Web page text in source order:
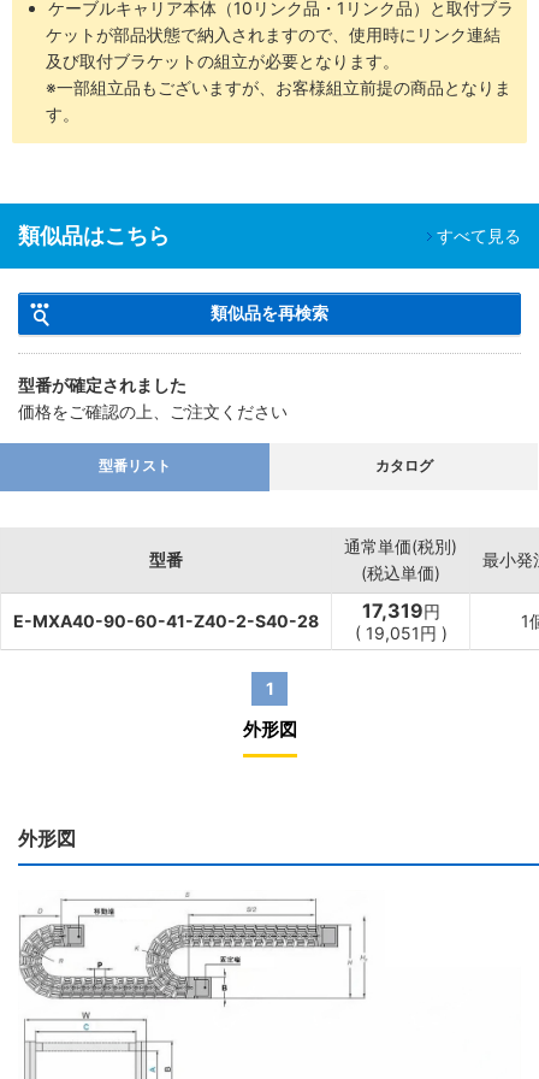
ケーブルキャリア本体（10リンク品・1リンク品）と取付ブラ
ケットが部品状態で納入されますので、使用時にリンク連結
及び取付ブラケットの組立が必要となります。
※一部組立品もございますが、お客様組立前提の商品となりま
す。
類似品はこちら すべて見る
類似品を再検索
型番が確定されました
価格をご確認の上、ご注文ください
型番リスト カタログ
型番
通常単価(税別)
(税込単価)
最小発
E-MXA40-90-60-41-Z40-2-S40-28 17,319円
( 19,051円 )
1
1
外形図
外形図